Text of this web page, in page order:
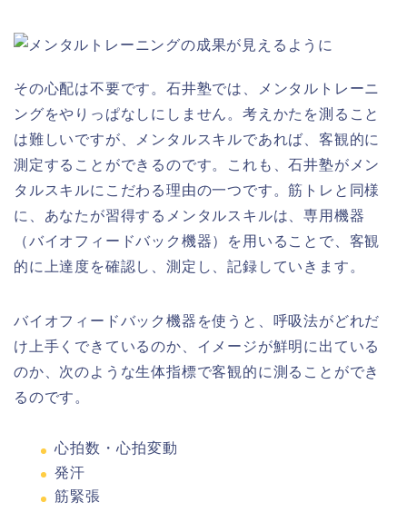
その心配は不要です。石井塾では、メンタルトレーニ
ングをやりっぱなしにしません。考えかたを測ること
は難しいですが、メンタルスキルであれば、客観的に
測定することができるのです。これも、石井塾がメン
タルスキルにこだわる理由の一つです。筋トレと同様
に、あなたが習得するメンタルスキルは、専用機器
（バイオフィードバック機器）を用いることで、客観
的に上達度を確認し、測定し、記録していきます。
バイオフィードバック機器を使うと、呼吸法がどれだ
け上手くできているのか、イメージが鮮明に出ている
のか、次のような生体指標で客観的に測ることができ
るのです。
心拍数・心拍変動
発汗
筋緊張